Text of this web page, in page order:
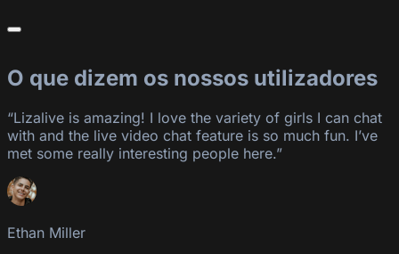
O que dizem os nossos utilizadores
“Lizalive is amazing! I love the variety of girls I can chat
with and the live video chat feature is so much fun. I’ve
met some really interesting people here.”
Ethan Miller